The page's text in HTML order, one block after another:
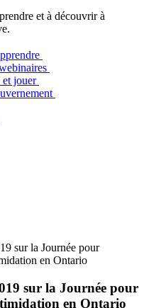
et à découvrir à
et jouer
sur la Journée pour
en Ontario
sur la Journée pour
en Ontario